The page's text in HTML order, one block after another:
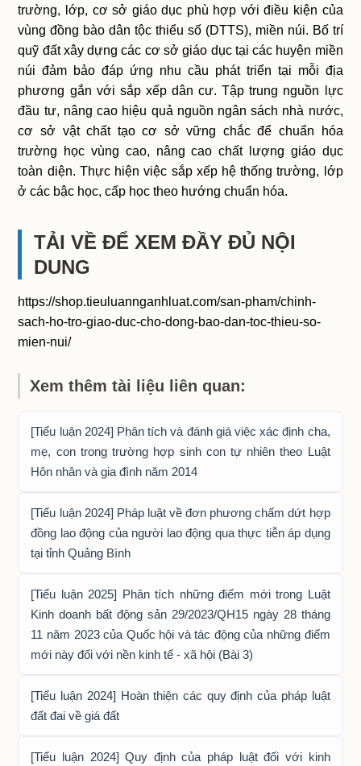
trường, lớp, cơ sở giáo dục phù hợp với điều kiện của
vùng đồng bào dân tộc thiểu số (DTTS), miền núi. Bố trí
quỹ đất xây dựng các cơ sở giáo dục tại các huyện miền
núi đảm bảo đáp ứng nhu cầu phát triển tại mỗi địa
phương gắn với sắp xếp dân cư. Tập trung nguồn lực
đầu tư, nâng cao hiệu quả nguồn ngân sách nhà nước,
cơ sở vật chất tạo cơ sở vững chắc để chuẩn hóa
trường học vùng cao, nâng cao chất lượng giáo dục
toàn diện. Thực hiện việc sắp xếp hệ thống trường, lớp
ở các bậc học, cấp học theo hướng chuẩn hóa.
TẢI VỀ ĐỂ XEM ĐẦY ĐỦ NỘI
DUNG
https://shop.tieuluannganhluat.com/san-pham/chinh-
sach-ho-tro-giao-duc-cho-dong-bao-dan-toc-thieu-so-
mien-nui/
Xem thêm tài liệu liên quan:
[Tiểu luận 2024] Phân tích và đánh giá việc xác định cha,
mẹ, con trong trường hợp sinh con tự nhiên theo Luật
Hôn nhân và gia đình năm 2014
[Tiểu luận 2024] Pháp luật về đơn phương chấm dứt hợp
đồng lao động của người lao động qua thực tiễn áp dụng
tại tỉnh Quảng Bình
[Tiểu luận 2025] Phân tích những điểm mới trong Luật
Kinh doanh bất động sản 29/2023/QH15 ngày 28 tháng
11 năm 2023 của Quốc hội và tác động của những điểm
mới này đối với nền kinh tế - xã hội (Bài 3)
[Tiểu luận 2024] Hoàn thiện các quy định của pháp luật
đất đai về giá đất
[Tiểu luận 2024] Quy định của pháp luật đối với kinh